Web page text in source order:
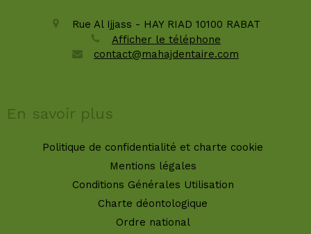
Rue Al Ijjass - HAY RIAD 10100 RABAT
Afficher le téléphone
contact@mahajdentaire.com
En savoir plus
Politique de confidentialité et charte cookie
Mentions légales
Conditions Générales Utilisation
Charte déontologique
Ordre national